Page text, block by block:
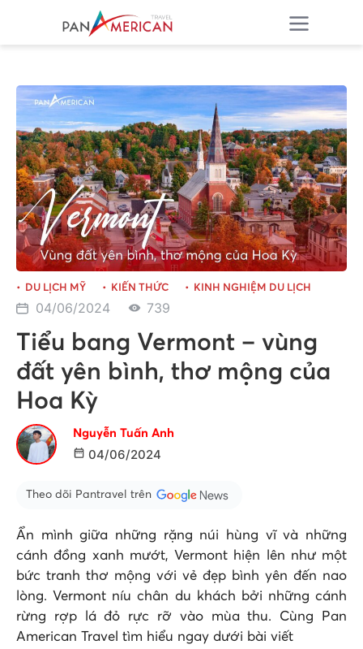
DU LỊCH MỸ KIẾN THỨC KINH NGHIỆM DU LỊCH
04/06/2024 739
Tiểu bang Vermont – vùng
đất yên bình, thơ mộng của
Hoa Kỳ
Nguyễn Tuấn Anh
04/06/2024
Theo dõi Pantravel trên
Ẩn mình giữa những rặng núi hùng vĩ và những
cánh đồng xanh mướt, Vermont hiện lên như một
bức tranh thơ mộng với vẻ đẹp bình yên đến nao
lòng. Vermont níu chân du khách bởi những cánh
rừng rợp lá đỏ rực rỡ vào mùa thu. Cùng Pan
American Travel tìm hiểu ngay dưới bài viết